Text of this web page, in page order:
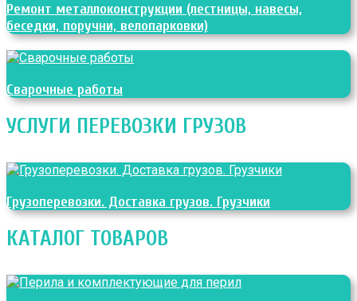
Ремонт металлоконструкции (лестницы, навесы,
беседки, поручни, велопарковки)
Сварочные работы
УСЛУГИ ПЕРЕВОЗКИ ГРУЗОВ
Грузоперевозки. Доставка грузов. Грузчики
КАТАЛОГ ТОВАРОВ